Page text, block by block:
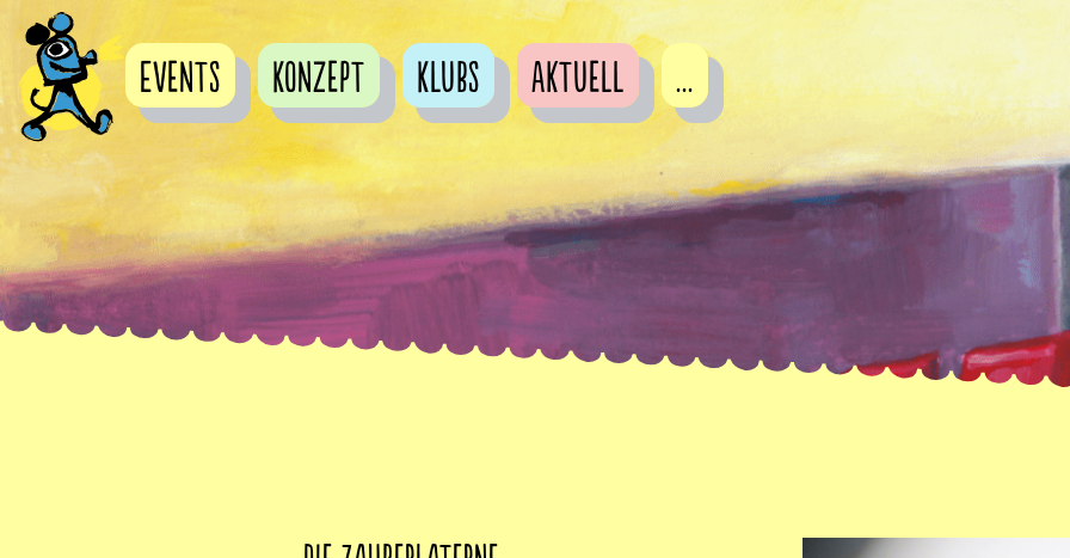
Events Konzept Klubs Aktuell ...